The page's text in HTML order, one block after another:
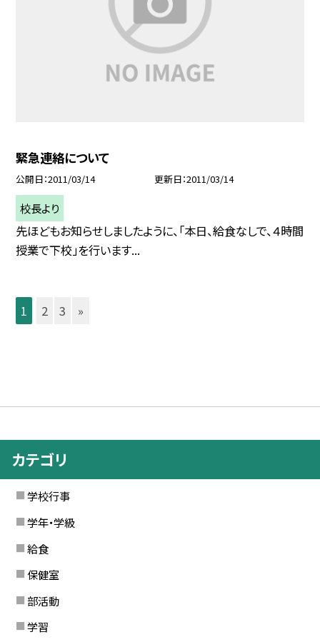
緊急連絡について
公開日 2011/03/14 更新日 2011/03/14
校長より
先ほどもお知らせしましたように、「本日、給食なしで、４時間
授業で下校」を行います...
1 2 3 »
カテゴリ
学校行事
学年・学級
給食
保健室
部活動
学習